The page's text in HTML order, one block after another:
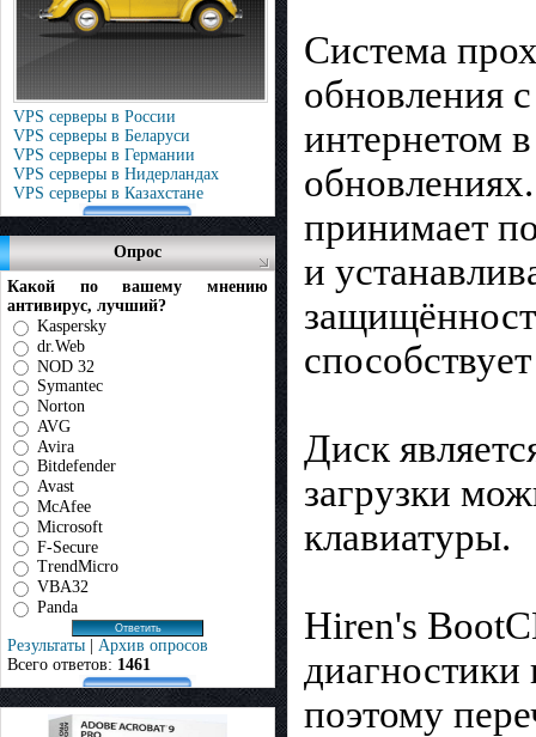
VPS серверы в России
VPS серверы в Беларуси
VPS серверы в Германии
VPS серверы в Нидерландах
VPS серверы в Казахстане
Опрос
Какой по вашему мнению
антивирус, лучший?
Kaspersky
dr.Web
NOD 32
Symantec
Norton
AVG
Avira
Bitdefender
Avast
McAfee
Microsoft
F-Secure
TrendMicro
VBA32
Panda
Результаты | Архив опросов
Всего ответов: 1461
Система
обновления
интернетом
принимает
и
Диск
загрузки
клавиатуры.
Hiren's
поэтому